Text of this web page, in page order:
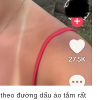
đường dấu áo tắm rất